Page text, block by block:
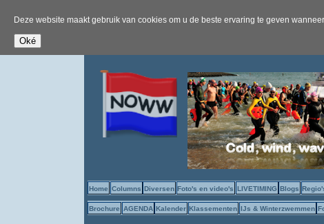
Deze website maakt gebruik van cookies om u de beste ervaring te geven
Home Columns Diversen Foto's en video's LIVETIMING Blogs
Brochure AGENDA Kalender Klassementen IJs & Winterzwemmen